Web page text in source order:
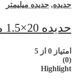
حدیده, حدیده میلیمتر
حدیده 20×1.5 میلیمتر
امتیاز 0 از 5
(0)
Highlight